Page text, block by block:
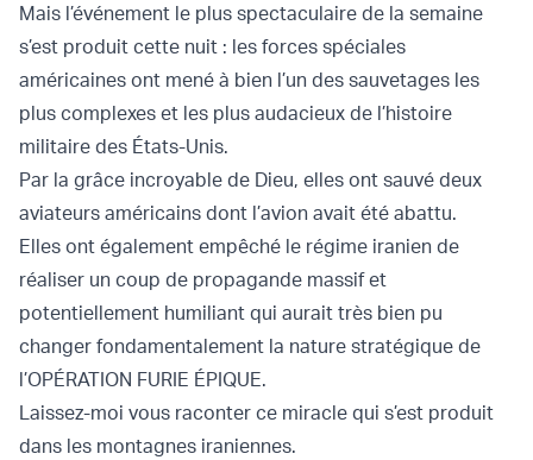
Mais l’événement le plus spectaculaire de la semaine
s’est produit cette nuit : les forces spéciales
américaines ont mené à bien l’un des sauvetages les
plus complexes et les plus audacieux de l’histoire
militaire des États-Unis.
Par la grâce incroyable de Dieu, elles ont sauvé deux
aviateurs américains dont l’avion avait été abattu.
Elles ont également empêché le régime iranien de
réaliser un coup de propagande massif et
potentiellement humiliant qui aurait très bien pu
changer fondamentalement la nature stratégique de
l’OPÉRATION FURIE ÉPIQUE.
Laissez-moi vous raconter ce miracle qui s’est produit
dans les montagnes iraniennes.